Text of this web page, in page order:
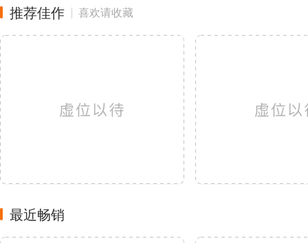
推荐佳作 喜欢请收藏
最近畅销